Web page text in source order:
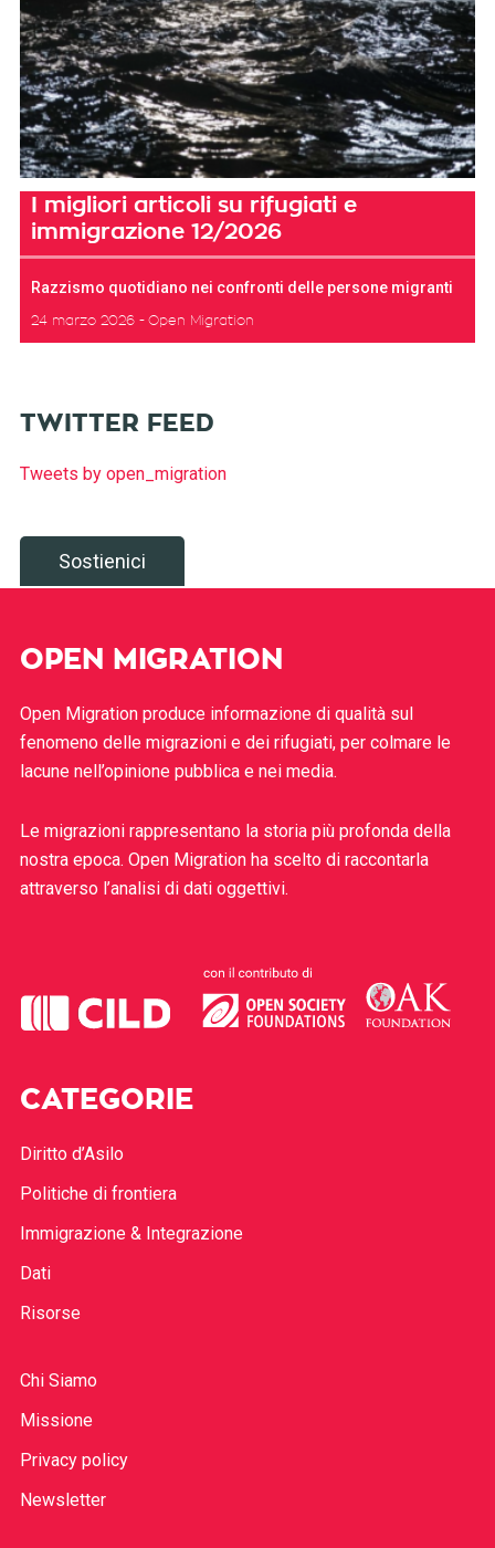
I migliori articoli su rifugiati e
immigrazione 12/2026
Razzismo quotidiano nei confronti delle persone migranti
24 marzo 2026 Open Migration
TWITTER FEED
Tweets by open_migration
Sostienici
OPEN MIGRATION
Open Migration produce informazione di qualità sul
fenomeno delle migrazioni e dei rifugiati, per colmare le
lacune nell’opinione pubblica e nei media.
Le migrazioni rappresentano la storia più profonda della
nostra epoca. Open Migration ha scelto di raccontarla
attraverso l’analisi di dati oggettivi.
CATEGORIE
Diritto d’Asilo
Politiche di frontiera
Immigrazione & Integrazione
Dati
Risorse
Chi Siamo
Missione
Privacy policy
Newsletter